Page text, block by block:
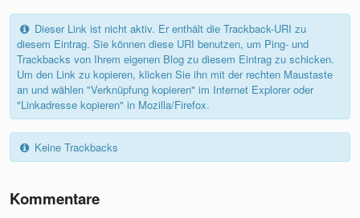
Dieser Link ist nicht aktiv. Er enthält die Trackback-URI zu
diesem Eintrag. Sie können diese URI benutzen, um Ping- und
Trackbacks von Ihrem eigenen Blog zu diesem Eintrag zu schicken.
Um den Link zu kopieren, klicken Sie ihn mit der rechten Maustaste
an und wählen "Verknüpfung kopieren" im Internet Explorer oder
"Linkadresse kopieren" in Mozilla/Firefox.
Keine Trackbacks
Kommentare